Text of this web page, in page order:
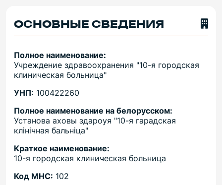
ОСНОВНЫЕ СВЕДЕНИЯ
Полное наименование:
Учреждение здравоохранения "10-я городская
клиническая больница"
УНП: 100422260
Полное наименование на белорусском:
Установа аховы здароуя "10-я гарадская
клiнiчная бальнiца"
Краткое наименование:
10-я городская клиническая больница
Код МНС: 102